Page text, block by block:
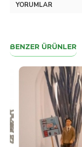
YORUMLAR
BENZER ÜRÜNLER